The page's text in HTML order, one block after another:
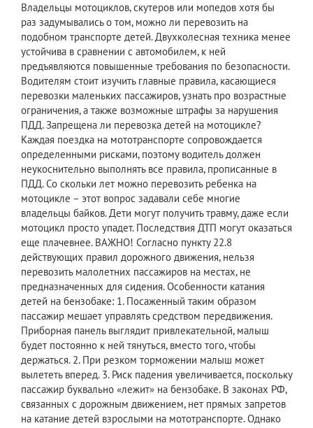
Владельцы мотоциклов, скутеров или мопедов хотя бы
раз задумывались о том, можно ли перевозить на
подобном транспорте детей. Двухколесная техника менее
устойчива в сравнении с автомобилем, к ней
предъявляются повышенные требования по безопасности.
Водителям стоит изучить главные правила, касающиеся
перевозки маленьких пассажиров, узнать про возрастные
ограничения, а также возможные штрафы за нарушения
ПДД. Запрещена ли перевозка детей на мотоцикле?
Каждая поездка на мототранспорте сопровождается
определенными рисками, поэтому водитель должен
неукоснительно выполнять все правила, прописанные в
ПДД. Со скольки лет можно перевозить ребенка на
мотоцикле – этот вопрос задавали себе многие
владельцы байков. Дети могут получить травму, даже если
мотоцикл просто упадет. Последствия ДТП могут оказаться
еще плачевнее. ВАЖНО! Согласно пункту 22.8
действующих правил дорожного движения, нельзя
перевозить малолетних пассажиров на местах, не
предназначенных для сидения. Особенности катания
детей на бензобаке: 1. Посаженный таким образом
пассажир мешает управлять средством передвижения.
Приборная панель выглядит привлекательной, малыш
будет постоянно к ней тянуться, вместо того, чтобы
держаться. 2. При резком торможении малыш может
вылететь вперед. 3. Риск падения увеличивается, поскольку
пассажир буквально «лежит» на бензобаке. В законах РФ,
связанных с дорожным движением, нет прямых запретов
на катание детей взрослыми на мототранспорте. Однако